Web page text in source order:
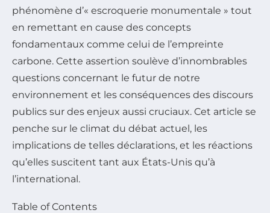
phénomène d’« escroquerie monumentale » tout
en remettant en cause des concepts
fondamentaux comme celui de l’empreinte
carbone. Cette assertion soulève d’innombrables
questions concernant le futur de notre
environnement et les conséquences des discours
publics sur des enjeux aussi cruciaux. Cet article se
penche sur le climat du débat actuel, les
implications de telles déclarations, et les réactions
qu’elles suscitent tant aux États-Unis qu’à
l’international.
Table of Contents